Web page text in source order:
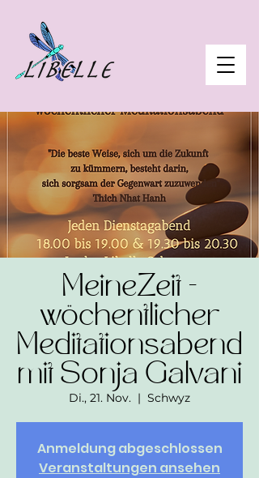
MeineZeit -
wöchentlicher
Meditationsabend
mit Sonja Galvani
Di., 21. Nov.
  |
Schwyz
Anmeldung abgeschlossen
Veranstaltungen ansehen